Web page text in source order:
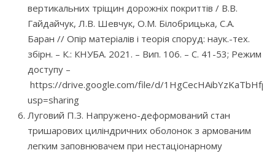
вертикальних тріщин дорожніх покриттів / В.В.
Гайдайчук, Л.В. Шевчук, O.М. Білобрицька, С.А.
Баран // Опір матеріалів і теорія споруд: наук.-тех.
збірн. – К.: КНУБА. 2021. – Вип. 106. – С. 41-53; Режим
доступу –
https://drive.google.com/file/d/
usp=sharing
Луговий П.З. Напружено-деформований стан
тришарових циліндричних оболонок з армованим
легким заповнювачем при нестаціонарному